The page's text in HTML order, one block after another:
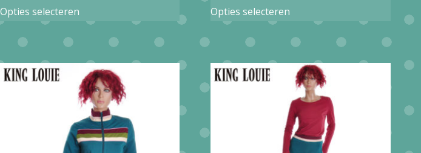
Opties selecteren
product
meerdere
variaties.
Deze
optie
kan
Opties selecteren
product
heeft
meerdere
variaties.
Deze
optie
kan